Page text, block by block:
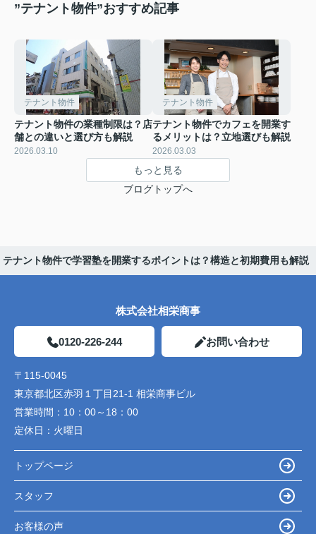
”テナント物件”おすすめ記事
テナント物件
テナント物件の業種制限は？店
舗との違いと選び方も解説
2026.03.10
テナント物件
テナント物件でカフェを開業す
るメリットは？立地選びも解説
2026.03.03
もっと見る
ブログトップへ
テナント物件で学習塾を開業するポイントは？構造と初期費用も解説
株式会社相栄商事
0120-226-244 お問い合わせ
〒115-0045
東京都北区赤羽１丁目21-1 相栄商事ビル
営業時間： 10：00～18：00
定休日： 火曜日
トップページ
スタッフ
お客様の声